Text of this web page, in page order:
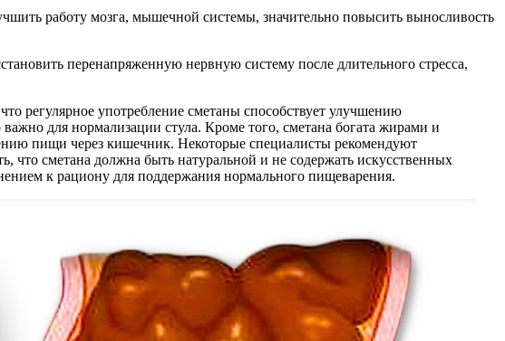
работу мозга, мышечной системы, значительно повысить выносливость
перенапряженную нервную систему после длительного стресса,
регулярное употребление сметаны способствует улучшению
для нормализации стула. Кроме того, сметана богата жирами и
пищи через кишечник. Некоторые специалисты рекомендуют
что сметана должна быть натуральной и не содержать искусственных
к рациону для поддержания нормального пищеварения.